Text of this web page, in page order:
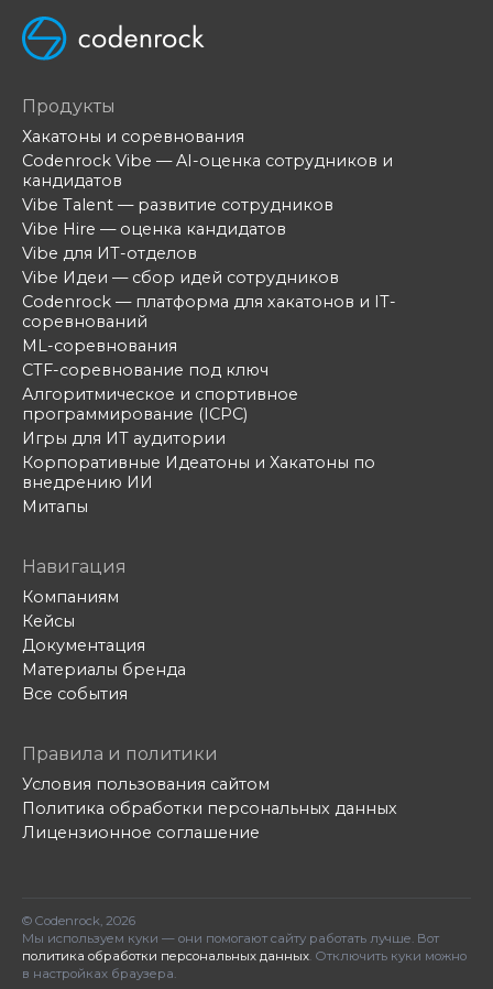
Продукты
Хакатоны и соревнования
Codenrock Vibe — AI-оценка сотрудников и
кандидатов
Vibe Talent — развитие сотрудников
Vibe Hire — оценка кандидатов
Vibe для ИТ-отделов
Vibe Идеи — сбор идей сотрудников
Codenrock — платформа для хакатонов и IT-
соревнований
ML-соревнования
CTF-соревнование под ключ
Алгоритмическое и спортивное
программирование (ICPC)
Игры для ИТ аудитории
Корпоративные Идеатоны и Хакатоны по
внедрению ИИ
Митапы
Навигация
Компаниям
Кейсы
Документация
Материалы бренда
Все события
Правила и политики
Условия пользования сайтом
Политика обработки персональных данных
Лицензионное соглашение
© Codenrock, 2026
Мы используем куки — они помогают сайту работать лучше. Вот
политика обработки персональных данных. Отключить куки можно
в настройках браузера.